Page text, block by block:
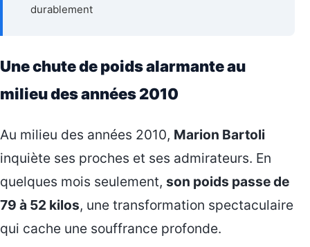
durablement
Une chute de poids alarmante au
milieu des années 2010
Au milieu des années 2010, Marion Bartoli
inquiète ses proches et ses admirateurs. En
quelques mois seulement, son poids passe de
79 à 52 kilos, une transformation spectaculaire
qui cache une souffrance profonde.